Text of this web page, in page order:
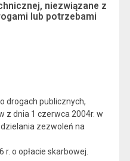
niezwiązane z
lub potrzebami
drogach publicznych,
z dnia 1 czerwca 2004r. w
zezwoleń na
o opłacie skarbowej.